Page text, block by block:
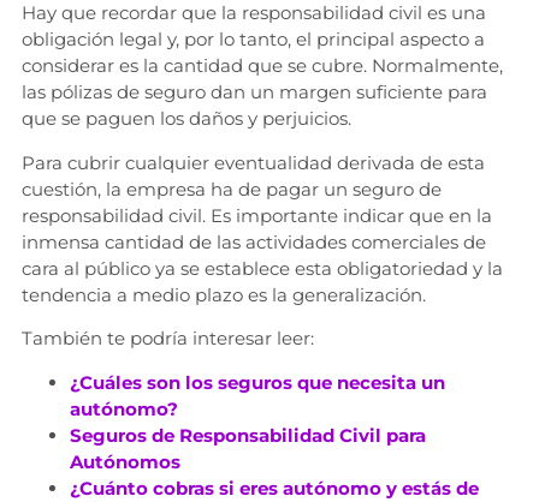
Hay que recordar que la responsabilidad civil es una
obligación legal y, por lo tanto, el principal aspecto a
considerar es la cantidad que se cubre. Normalmente,
las pólizas de seguro dan un margen suficiente para
que se paguen los daños y perjuicios.
Para cubrir cualquier eventualidad derivada de esta
cuestión, la empresa ha de pagar un seguro de
responsabilidad civil. Es importante indicar que en la
inmensa cantidad de las actividades comerciales de
cara al público ya se establece esta obligatoriedad y la
tendencia a medio plazo es la generalización.
También te podría interesar leer:
¿Cuáles son los seguros que necesita un
autónomo?
Seguros de Responsabilidad Civil para
Autónomos
¿Cuánto cobras si eres autónomo y estás de